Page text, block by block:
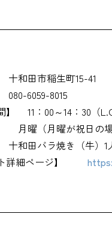
十和田市稲生町15-41
080-6059-8015
11：00～14：30（
月曜（月曜が祝日の
十和田バラ焼き（牛
細ページ】